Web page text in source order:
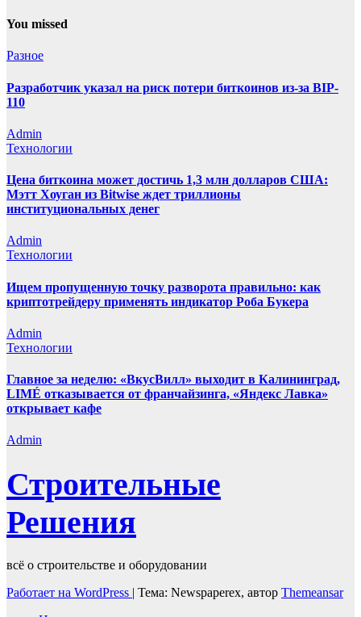
You missed
Разное
Разработчик указал на риск потери биткоинов из-за BIP-
110
Admin
Технологии
Цена биткоина может достичь 1,3 млн долларов США:
Мэтт Хоуган из Bitwise ждет триллионы
институциональных денег
Admin
Технологии
Ищем пропущенную точку разворота правильно: как
криптотрейдеру применять индикатор Роба Букера
Admin
Технологии
Главное за неделю: «ВкусВилл» выходит в Калининград,
LIMÉ отказывается от франчайзинга, «Яндекс Лавка»
открывает кафе
Admin
Строительные
Решения
всё о строительстве и оборудовании
Работает на WordPress | Тема: Newspaperex, автор Themeansar